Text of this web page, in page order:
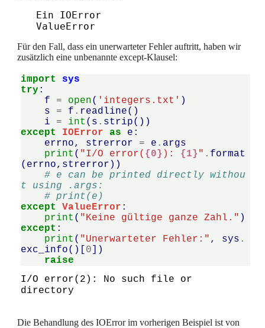
Ein IOError
Für den Fall, dass ein unerwarteter Fehler auftritt, haben wir
zusätzlich eine unbenannte except-Klausel:
import
sys
try :
f
= open( 'integers.txt' )
s
= f . readline()
i
= int ( s . strip())
except
IOError as e :
errno, strerror = e . args
print ( "I/O error( {0} ): {1} " . format
( errno, strerror ))
# e can be printed directly withou
t using .args:
# print(e)
except
ValueError :
print ( "Keine gültige ganze Zahl." )
except :
print ( "Unerwarteter Fehler:" , sys .
exc_info()[ 0 ])
raise
I/O error(2): No such file or
Die Behandlung des IOError im vorherigen Beispiel ist von